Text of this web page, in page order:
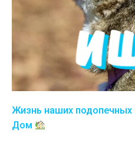
Жизнь наших подопечных
Дом